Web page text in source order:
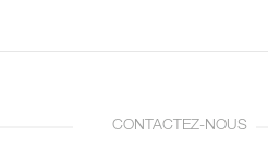
CONTACTEZ-NOUS